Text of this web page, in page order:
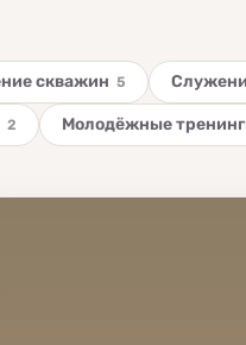
скважин 5
2 Молодёжные